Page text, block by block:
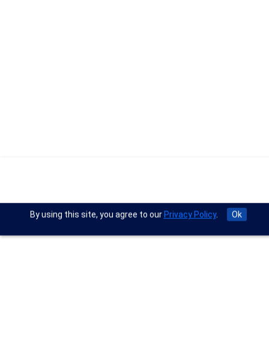
By using this site, you agree to our Privacy Policy. Ok